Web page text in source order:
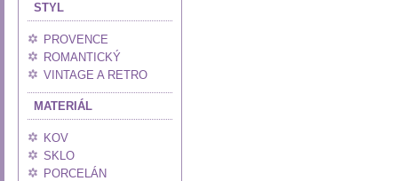
STYL
PROVENCE
ROMANTICKÝ
VINTAGE A RETRO
MATERIÁL
KOV
SKLO
PORCELÁN